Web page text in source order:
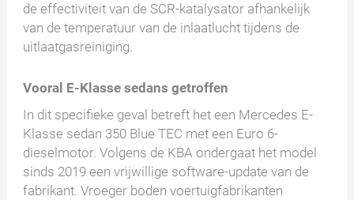
de effectiviteit van de SCR-katalysator afhankelijk
van de temperatuur van de inlaatlucht tijdens de
uitlaatgasreiniging.
Vooral E-Klasse sedans getroffen
In dit specifieke geval betreft het een Mercedes E-
Klasse sedan 350 Blue TEC met een Euro 6-
dieselmotor. Volgens de KBA ondergaat het model
sinds 2019 een vrijwillige software-update van de
fabrikant. Vroeger boden voertuigfabrikanten